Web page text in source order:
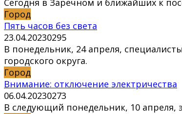
Сегодня в Заречном и ближайших к
Город
Пять часов без света
23.04.20230295
В понедельник, 24 апреля,
городского округа.
Город
Внимание: отключение электричества
06.04.20230273
В следующий понедельник, 10 апреля,